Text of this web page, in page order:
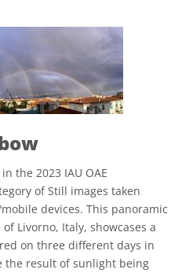
the 2023 IAU OAE
of Still images taken
devices. This panoramic
Livorno, Italy, showcases a
on three different days in
the result of sunlight being